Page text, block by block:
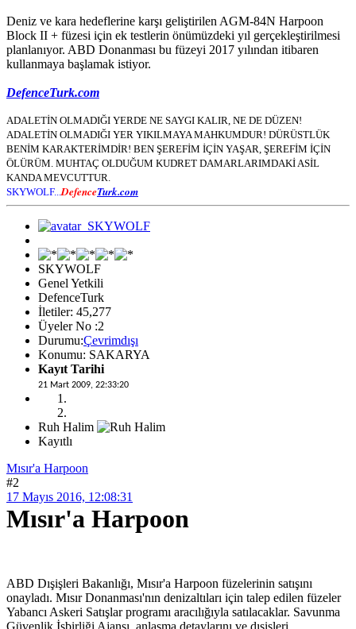
Deniz ve kara hedeflerine karşı geliştirilen AGM-84N Harpoon
Block II + füzesi için ek testlerin önümüzdeki yıl gerçekleştirilmesi
planlanıyor. ABD Donanması bu füzeyi 2017 yılından itibaren
kullanmaya başlamak istiyor.
DefenceTurk.com
ADALETİN OLMADIĞI YERDE NE SAYGI KALIR, NE DE DÜZEN!
ADALETİN OLMADIĞI YER YIKILMAYA MAHKUMDUR! DÜRÜSTLÜK
BENİM KARAKTERİMDİR! BEN ŞEREFİM İÇİN YAŞAR, ŞEREFİM İÇİN
ÖLÜRÜM. MUHTAÇ OLDUĞUM KUDRET DAMARLARIMDAKİ ASİL
KANDA MEVCUTTUR.
SKYWOLF... DefenceTurk.com
SKYWOLF
Genel Yetkili
DefenceTurk
İletiler: 45,277
Üyeler No :2
Durumu:Çevrimdışı
Konumu: SAKARYA
Kayıt Tarihi
21 Mart 2009, 22:33:20
Ruh Halim
Kayıtlı
Mısır'a Harpoon
#2
17 Mayıs 2016, 12:08:31
Mısır'a Harpoon
ABD Dışişleri Bakanlığı, Mısır'a Harpoon füzelerinin satışını
onayladı. Mısır Donanması'nın denizaltıları için talep edilen füzeler
Yabancı Askeri Satışlar programı aracılığıyla satılacaklar. Savunma
Güvenlik İşbirliği Ajansı, anlaşma detaylarını ve dışişleri